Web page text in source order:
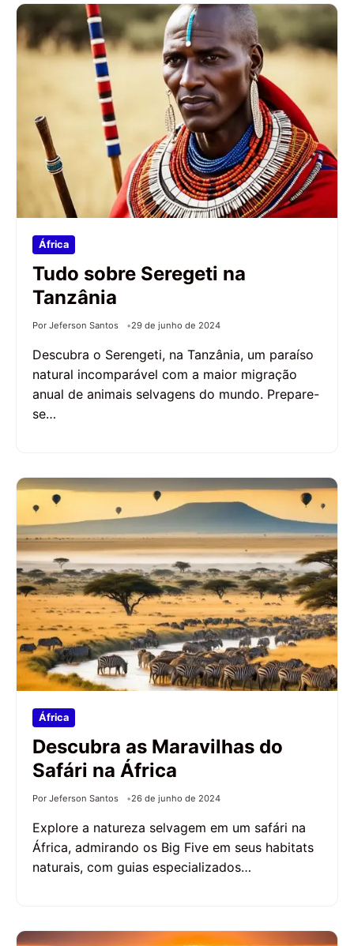
África
Tudo sobre Seregeti na
Tanzânia
Por Jeferson Santos 29 de junho de 2024
Descubra o Serengeti, na Tanzânia, um paraíso
natural incomparável com a maior migração
anual de animais selvagens do mundo. Prepare-
se…
África
Descubra as Maravilhas do
Safári na África
Por Jeferson Santos 26 de junho de 2024
Explore a natureza selvagem em um safári na
África, admirando os Big Five em seus habitats
naturais, com guias especializados…